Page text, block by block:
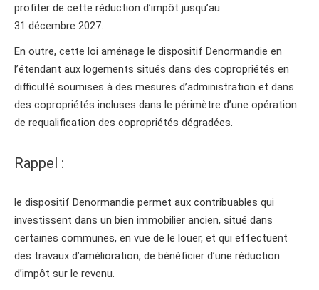
profiter de cette réduction d’impôt jusqu’au
31 décembre 2027.
En outre, cette loi aménage le dispositif Denormandie en
l’étendant aux logements situés dans des copropriétés en
difficulté soumises à des mesures d’administration et dans
des copropriétés incluses dans le périmètre d’une opération
de requalification des copropriétés dégradées.
Rappel :
le dispositif Denormandie permet aux contribuables qui
investissent dans un bien immobilier ancien, situé dans
certaines communes, en vue de le louer, et qui effectuent
des travaux d’amélioration, de bénéficier d’une réduction
d’impôt sur le revenu.